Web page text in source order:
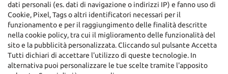
Via della Stella, 138, Concesio (BS)
C.F/P.IVA:03856060987
Registro delle imprese: BS
dati personali (es. dati di navigazione o indirizzi IP) e fanno uso di
Cookie, Pixel, Tags o altri identificatori necessari per il
funzionamento e per il raggiungimento delle finalità descritte
nella cookie policy, tra cui il miglioramento delle funzionalità del
sito e la pubblicità personalizzata. Cliccando sul pulsante Accetta
Tutti dichiari di accettare l'utilizzo di queste tecnologie. In
alternativa puoi personalizzare le tue scelte tramite l'apposito